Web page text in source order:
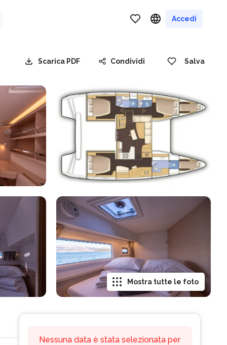
Accedi
Scarica PDF Condividi Salva
Mostra tutte le foto
Nessuna data è stata selezionata per